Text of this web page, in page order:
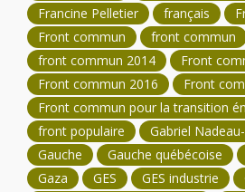
Francine Pelletier
français
Front commun
front commun
front commun 2014
Front
Front commun 2016
Front
Front commun pour la transition
front populaire
Gabriel
Gauche
Gauche québécoise
Gaza
GES GES industrie